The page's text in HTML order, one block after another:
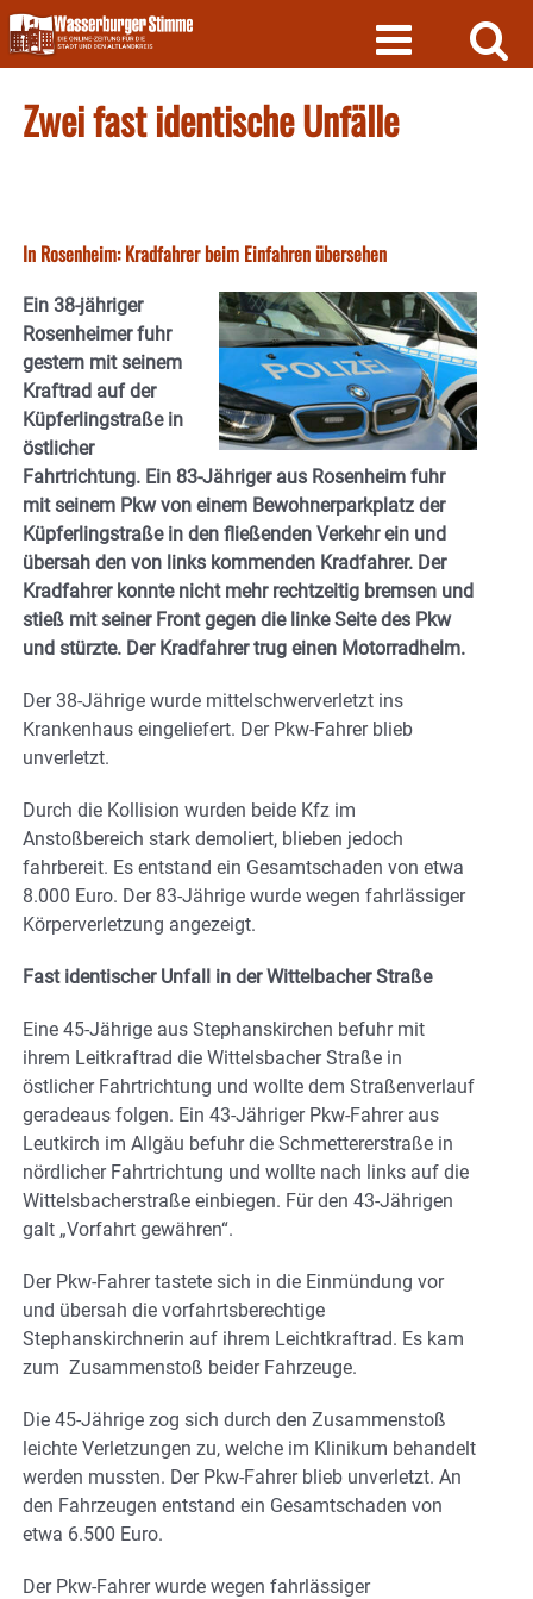
Skip
to
content
Zwei fast identische Unfälle
In Rosenheim: Kradfahrer beim Einfahren übersehen
Ein 38-jähriger
Rosenheimer fuhr
gestern mit seinem
Kraftrad auf der
Küpferlingstraße in
östlicher
Fahrtrichtung. Ein 83-Jähriger aus Rosenheim fuhr
mit seinem Pkw von einem Bewohnerparkplatz der
Küpferlingstraße in den fließenden Verkehr ein und
übersah den von links kommenden Kradfahrer. Der
Kradfahrer konnte nicht mehr rechtzeitig bremsen und
stieß mit seiner Front gegen die linke Seite des Pkw
und stürzte. Der Kradfahrer trug einen Motorradhelm.
Der 38-Jährige wurde mittelschwerverletzt ins
Krankenhaus eingeliefert. Der Pkw-Fahrer blieb
unverletzt.
Durch die Kollision wurden beide Kfz im
Anstoßbereich stark demoliert, blieben jedoch
fahrbereit. Es entstand ein Gesamtschaden von etwa
8.000 Euro. Der 83-Jährige wurde wegen fahrlässiger
Körperverletzung angezeigt.
Fast identischer Unfall in der Wittelbacher Straße
Eine 45-Jährige aus Stephanskirchen befuhr mit
ihrem Leitkraftrad die Wittelsbacher Straße in
östlicher Fahrtrichtung und wollte dem Straßenverlauf
geradeaus folgen. Ein 43-Jähriger Pkw-Fahrer aus
Leutkirch im Allgäu befuhr die Schmettererstraße in
nördlicher Fahrtrichtung und wollte nach links auf die
Wittelsbacherstraße einbiegen. Für den 43-Jährigen
galt „Vorfahrt gewähren“.
Der Pkw-Fahrer tastete sich in die Einmündung vor
und übersah die vorfahrtsberechtige
Stephanskirchnerin auf ihrem Leichtkraftrad. Es kam
zum Zusammenstoß beider Fahrzeuge.
Die 45-Jährige zog sich durch den Zusammenstoß
leichte Verletzungen zu, welche im Klinikum behandelt
werden mussten. Der Pkw-Fahrer blieb unverletzt. An
den Fahrzeugen entstand ein Gesamtschaden von
etwa 6.500 Euro.
Der Pkw-Fahrer wurde wegen fahrlässiger